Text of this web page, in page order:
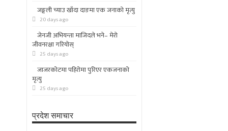
जङ्गली च्याउ खाँदा दाङमा एक जनाको मृत्यु
20 days ago
जेनजी अभियन्ता माजिदले भने– मेरो
जीवनरक्षा गरियोस्
25 days ago
जाजरकोटमा पहिरोमा पुरिएर एकजनाको
मृत्यु
25 days ago
प्रदेश समाचार